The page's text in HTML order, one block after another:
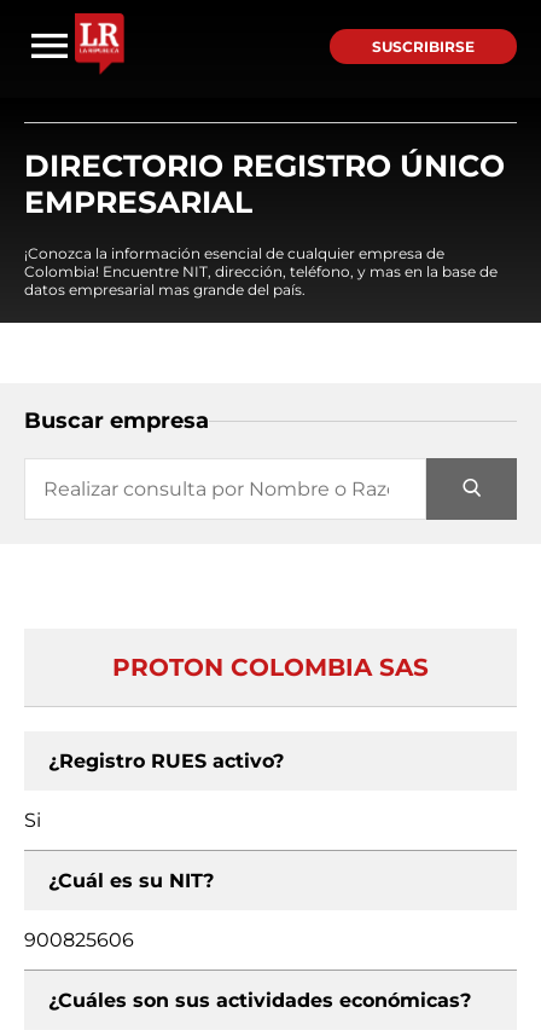
SUSCRIBIRSE
DIRECTORIO REGISTRO ÚNICO
EMPRESARIAL
¡Conozca la información esencial de cualquier empresa de
Colombia! Encuentre NIT, dirección, teléfono, y mas en la base de
datos empresarial mas grande del país.
Buscar empresa
PROTON COLOMBIA SAS
¿Registro RUES activo?
Si
¿Cuál es su NIT?
900825606
¿Cuáles son sus actividades económicas?